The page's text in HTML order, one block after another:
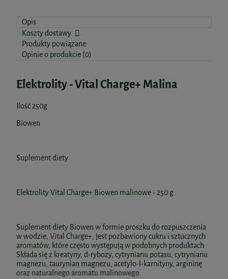
Opis
Koszty dostawy
Produkty powiązane
Opinie o produkcie (0)
Elektrolity - Vital Charge+ Malina
Ilość 250g
Biowen
Suplement diety
Elektrolity Vital Charge+ Biowen malinowe - 250 g
Suplement diety Biowen w formie proszku do rozpuszczenia
w wodzie, Vital Charge+, jest pozbawiony cukru i sztucznych
aromatów, które często występują w podobnych produktach.
Składa się z kreatyny, d-rybozy, cytrynianu potasu, cytrynianu
magnezu, taurynian magnezu, acetylo-l-karnityny, argininę
oraz naturalnego aromatu malinowego.